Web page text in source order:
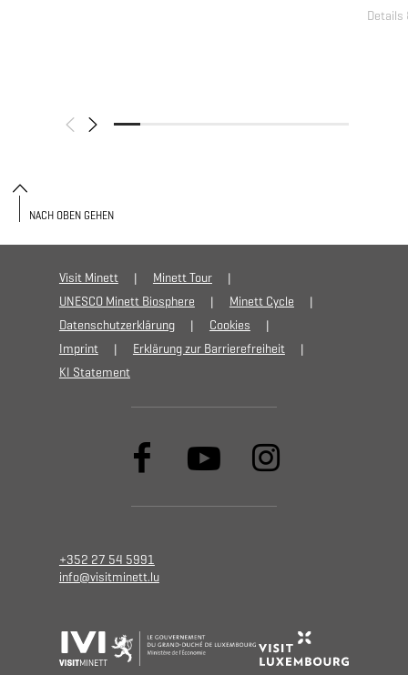
Details
Visit Minett
Minett Tour
UNESCO Minett Biosphere
Minett Cycle
Datenschutzerklärung
Cookies
Imprint
Erklärung zur Barrierefreiheit
KI Statement
+352 27 54 5991
info@visitminett.lu
NACH OBEN GEHEN